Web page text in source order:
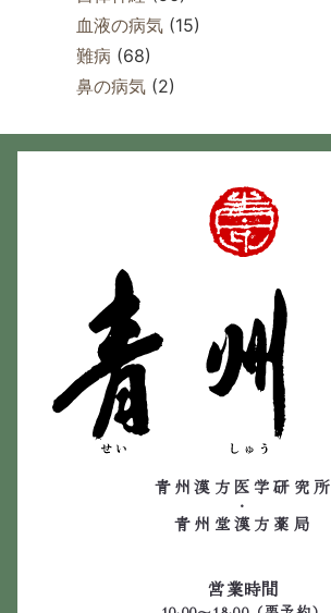
血液の病気 (15)
難病 (68)
鼻の病気 (2)
青州漢方医学研究所
・
青州堂漢方薬局
営業時間